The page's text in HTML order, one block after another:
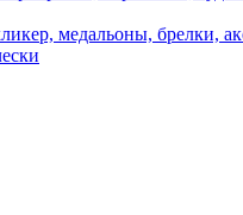
медальоны, брелки,